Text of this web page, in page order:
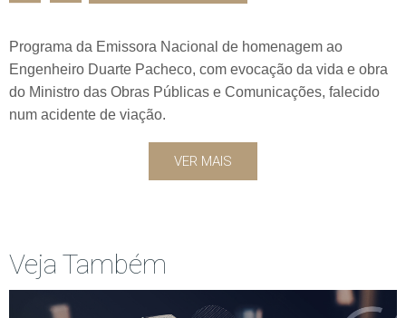
Programa da Emissora Nacional de homenagem ao
Engenheiro Duarte Pacheco, com evocação da vida e obra
do Ministro das Obras Públicas e Comunicações, falecido
num acidente de viação.
VER MAIS
Veja Também